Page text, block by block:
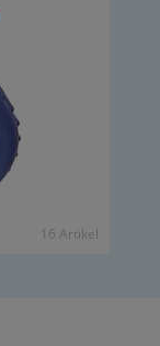
16 Ar­ti­kel